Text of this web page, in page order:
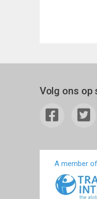
Volg ons op
A member of